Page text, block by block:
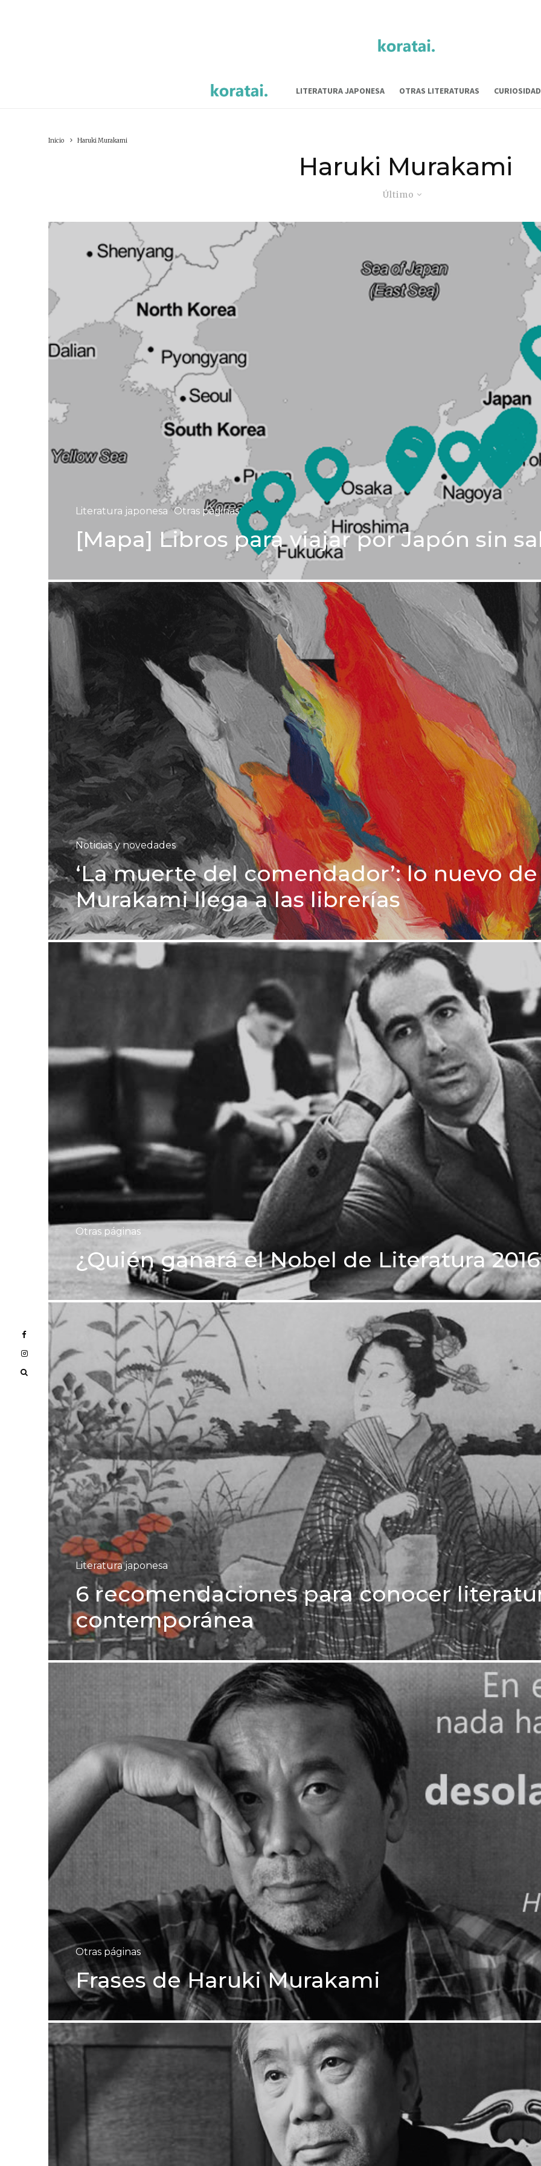
LITERATURA JAPONESA OTRAS LITERATURAS
Inicio Haruki Murakami
Haruki Murakami
Último
Literatura japonesa Otras páginas
[Mapa] Libros para viajar por Japón sin
Noticias y novedades
‘La muerte del comendador’: lo nuevo
Murakami llega a las librerías
Otras páginas
¿Quién ganará el Nobel de Literatura
Literatura japonesa
6 recomendaciones para conocer
contemporánea
Otras páginas
Frases de Haruki Murakami